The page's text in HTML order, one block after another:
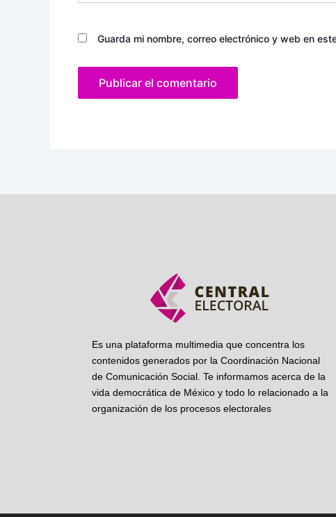
Guarda mi nombre, correo electrónico y web en
Es una plataforma multimedia que concentra los
contenidos generados por la Coordinación Nacional
de Comunicación Social. Te informamos acerca de la
vida democrática de México y todo lo relacionado a la
organización de los procesos electorales